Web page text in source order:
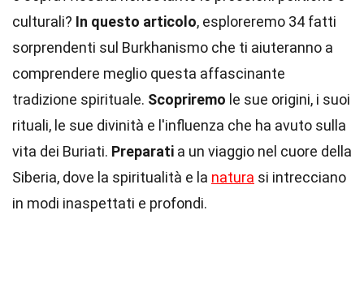
culturali? In questo articolo, esploreremo 34 fatti
sorprendenti sul Burkhanismo che ti aiuteranno a
comprendere meglio questa affascinante
tradizione spirituale. Scopriremo le sue origini, i suoi
rituali, le sue divinità e l'influenza che ha avuto sulla
vita dei Buriati. Preparati a un viaggio nel cuore della
Siberia, dove la spiritualità e la natura si intrecciano
in modi inaspettati e profondi.